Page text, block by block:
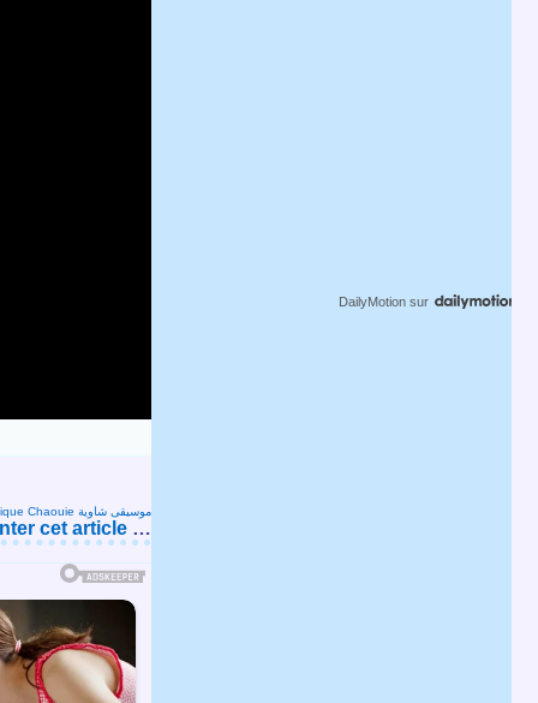
Musique Chaouie موسيقى شاوية
cet article …
DailyMotion sur